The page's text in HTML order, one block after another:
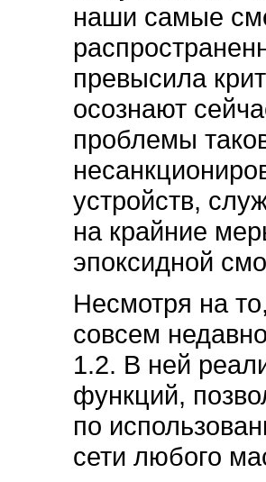
наши самые
превысила
осознают
проблемы
устройств,
на крайние
эпоксидной
Несмотря на
совсем
1.2. В ней
функций,
по
сети любого